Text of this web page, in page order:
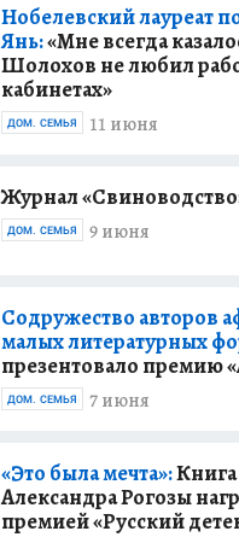
Нобелевский лауреат
Янь:«Мне всегда
Шолохов не любил
кабинетах»
11 июня
ДОМ. СЕМЬЯ
Журнал
9 июня
ДОМ. СЕМЬЯ
Содружество авторов
малых литературных
презентовало премию
7 июня
ДОМ. СЕМЬЯ
«Это была мечта»:
Александра Рогозы
премией «Русский